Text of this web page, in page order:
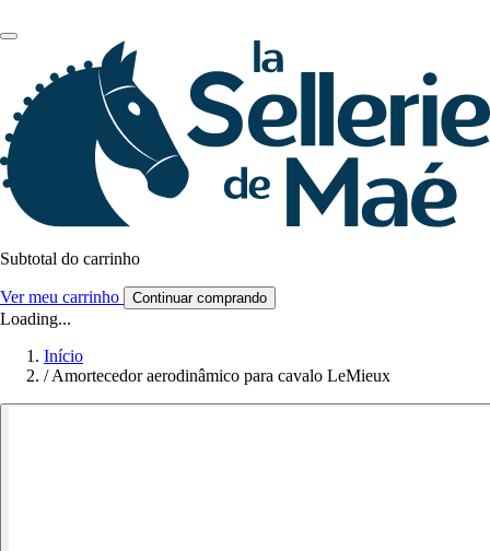
Subtotal do carrinho
Ver meu carrinho Continuar comprando
Loading...
Início
/ Amortecedor aerodinâmico para cavalo LeMieux